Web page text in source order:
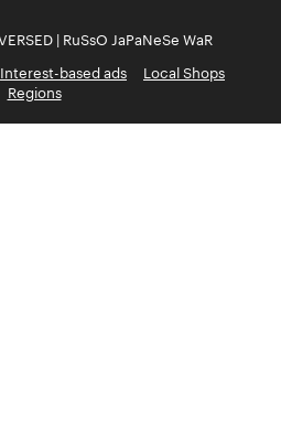
| RuSsO JaPaNeSe WaR
Interest-based ads
Local Shops
Regions